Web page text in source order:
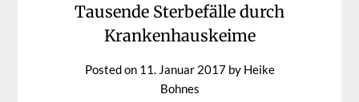
Tausende Sterbefälle durch
Krankenhauskeime
Posted on 11. Januar 2017by Heike
Bohnes